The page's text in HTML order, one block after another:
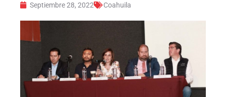
Septiembre 28, 2022 Coahuila